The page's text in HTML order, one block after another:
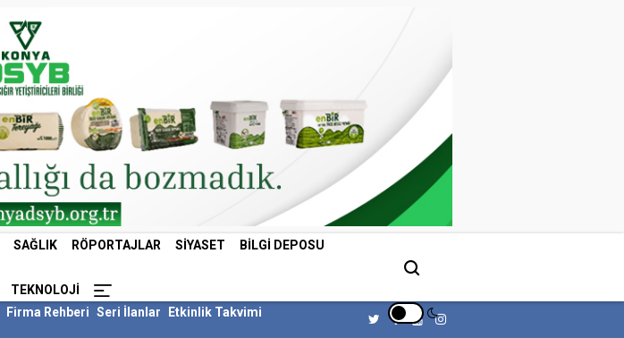
SAĞLIK RÖPORTAJLAR SIYASET BILGI DEPOSU
TEKNOLOJI
Firma Rehberi Seri İlanlar
Etkinlik Takvimi